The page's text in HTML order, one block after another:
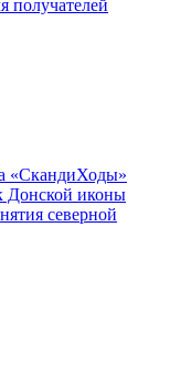
получателей
«СкандиХоды»
Донской иконы
северной